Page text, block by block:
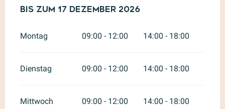
vom1 Januar 2026bis zum
Bis zum 17 Dezember 2026
Montag 09:00 - 12:00 14:00 - 18:00
Dienstag 09:00 - 12:00 14:00 - 18:00
Mittwoch 09:00 - 12:00 14:00 - 18:00